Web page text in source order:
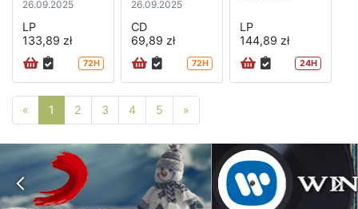
26.09.2025
LP
133,89 zł
72H
26.09.2025
CD
69,89 zł
72H
LP
144,89 zł
24H
« Poprzednia strona
1 2 3 4 5 »